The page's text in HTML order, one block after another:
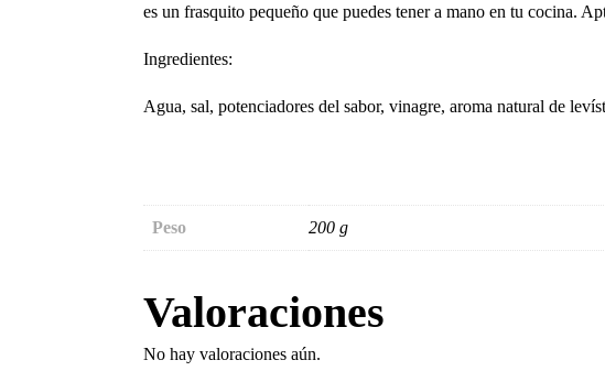
es un frasquito pequeño que puedes tener a mano en tu cocina.
Ingredientes:
Agua, sal, potenciadores del sabor, vinagre, aroma natural de
Peso 200 g
Valoraciones
No hay valoraciones aún.